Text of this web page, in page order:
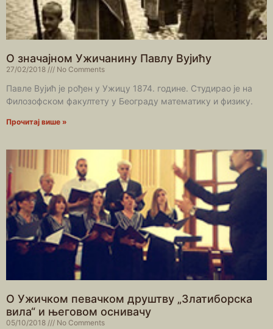
О значајном Ужичанину Павлу Вујићу
27/02/2018 No Comments
Павле Вујић је рођен у Ужицу 1874. године. Студирао је на
Филозофском факултету у Београду математику и физику.
Прочитај више »
О Ужичком певачком друштву „Златиборска
вила“ и његовом оснивачу
05/10/2018 No Comments